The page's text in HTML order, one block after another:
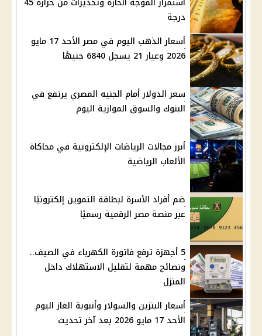
درجة
أسعار الذهب اليوم في مصر الأحد 17 مايو
2026 وعيار 21 يسجل 6840 جنيهًا
سعر الدولار أمام الجنيه المصري يرتفع في
البنوك والسوق الموازية اليوم
أبرز مجالات الرياضات الإلكترونية في محاكاة
الألعاب الرياضية
ضم أفراد الأسرة لبطاقة التموين إلكترونيًا
عبر منصة مصر الرقمية رسميًا
5 أجهزة ترفع فاتورة الكهرباء في الصيف..
ونصائح مهمة لتقليل الاستهلاك داخل
المنزل
أسعار البنزين والسولار وأنبوبة الغاز اليوم
الأحد 17 مايو 2026 بعد آخر تحديث